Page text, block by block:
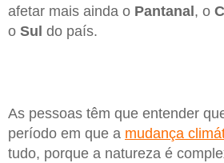
afetar mais ainda o Pantanal, o
o Sul do país.
As pessoas têm que entender
período em que a mudança
tudo, porque a natureza é